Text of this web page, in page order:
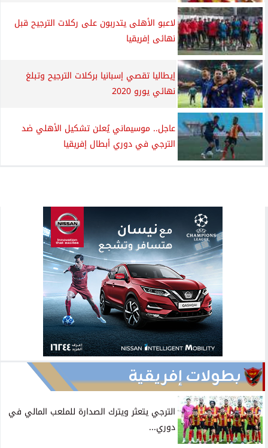
لاعبو الأهلى يتدربون على ركلات الترجيح قبل
نهائى إفريقيا
إيطاليا تقصي إسبانيا بركلات الترجيح وتبلغ
نهائي يورو 2020
عاجل.. موسيماني يُعلن تشكيل الأهلي ضد
الترجي في دوري أبطال إفريقيا
بطولات إفريقية
الترجي يتعثر ويترك الصدارة للملعب المالي في
دوري...